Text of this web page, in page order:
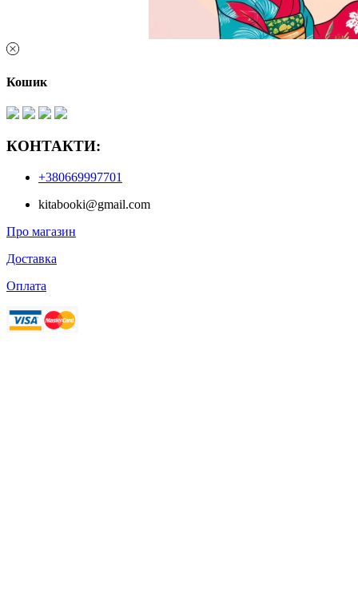
Кошик
КОНТАКТИ:
+380669997701
kitabooki@gmail.com
Про магазин
Доставка
Оплата